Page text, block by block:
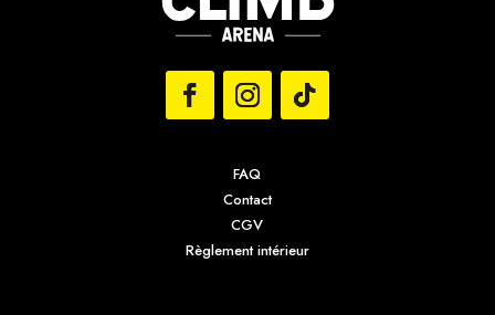
FAQ
Contact
CGV
Règlement intérieur